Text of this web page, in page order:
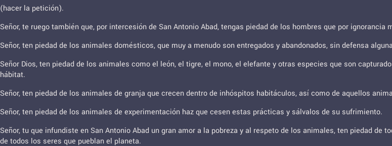
(hacer la petición).
Señor, te ruego también que, por intercesión de San Antonio Abad, tengas piedad de los hombres que por
Señor, ten piedad de los animales domésticos, que muy a menudo son entregados y abandonados, sin defensa
Señor Dios, ten piedad de los animales como el león, el tigre, el mono, el elefante y otras especies que son
hábitat.
Señor, ten piedad de los animales de granja que crecen dentro de inhóspitos habitáculos, así como de aquellos
Señor, ten piedad de los animales de experimentación haz que cesen estas prácticas y sálvalos de su sufrimiento.
Señor, tu que infundiste en San Antonio Abad un gran amor a la pobreza y al respeto de los animales, ten piedad
de todos los seres que pueblan el planeta.